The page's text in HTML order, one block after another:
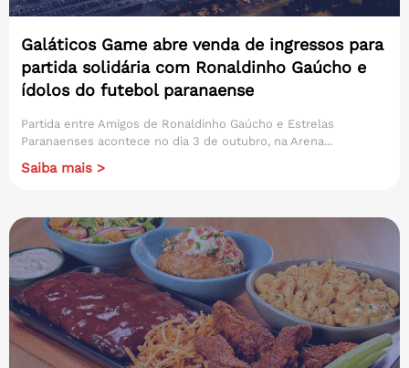
Galáticos Game abre venda de ingressos para
partida solidária com Ronaldinho Gaúcho e
ídolos do futebol paranaense
Partida entre Amigos de Ronaldinho Gaúcho e Estrelas
Paranaenses acontece no dia 3 de outubro, na Arena...
Saiba mais >